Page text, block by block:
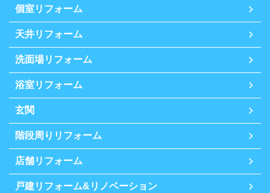
個室リフォーム
天井リフォーム
洗面場リフォーム
浴室リフォーム
玄関
階段周りリフォーム
店舗リフォーム
戸建リフォーム&リノベーション